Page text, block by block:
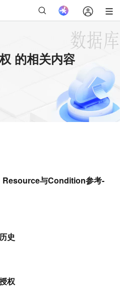
的相关内容
与Condition参考-
史
权